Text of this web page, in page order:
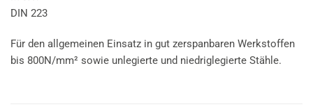
DIN 223
Für den allgemeinen Einsatz in gut zerspanbaren Werkstoffen
bis 800N/mm² sowie unlegierte und niedriglegierte Stähle.